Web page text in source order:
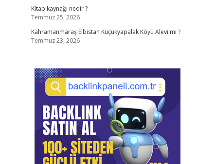
Kitap kaynağı nedir ?
Temmuz 25, 2026
Kahramanmaraş Elbistan Küçükyapalak Köyü Alevi mi ?
Temmuz 23, 2026